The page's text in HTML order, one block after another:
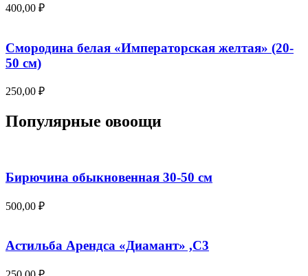
400,00 ₽
Смородина белая «Императорская желтая» (20-
50 см)
250,00 ₽
Популярные овоощи
Бирючина обыкновенная 30-50 см
500,00 ₽
Астильба Арендса «Диамант» ,С3